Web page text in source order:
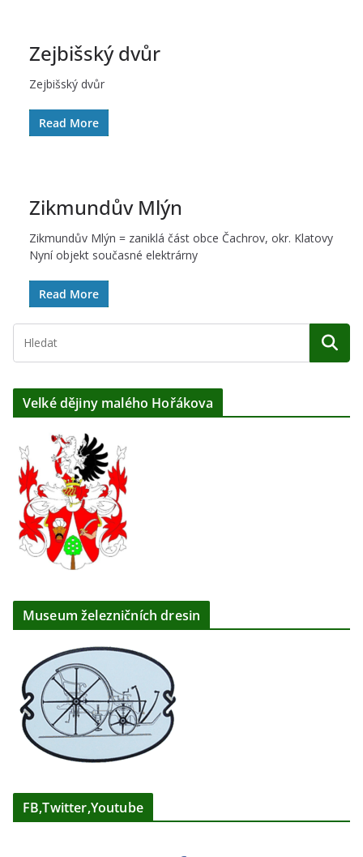
Zejbišský dvůr
Zejbišský dvůr
Read More
Zikmundův Mlýn
Zikmundův Mlýn = zaniklá část obce Čachrov, okr. Klatovy
Nyní objekt současné elektrárny
Read More
Velké dějiny malého Hořákova
Museum železničních dresin
FB,Twitter,Youtube